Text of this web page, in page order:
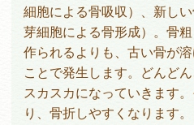
細胞による骨吸収）、新し
芽細胞による骨形成）。骨
作られるよりも、古い骨が
ことで発生します。どんど
スカスカになっていきます
り、骨折しやすくなります